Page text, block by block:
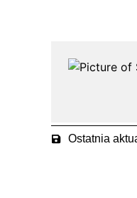
Ostatnia